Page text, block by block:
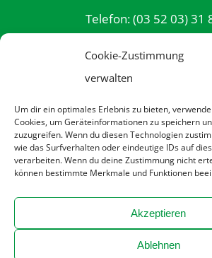
Cookie-Zustimmung
verwalten
Um dir ein optimales Erlebnis zu bieten,
Cookies, um Geräteinformationen zu speichern
zuzugreifen. Wenn du diesen Technologien
wie das Surfverhalten oder eindeutige IDs auf
verarbeiten. Wenn du deine Zustimmung nicht
können bestimmte Merkmale und Funktionen
Akzeptieren
Ablehnen
Telefon: (03 52 03) 31
Impressum
Kontakt
Cookie-Richtlinie (EU)